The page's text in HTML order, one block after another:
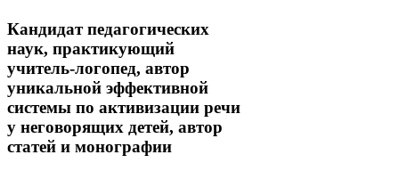
Кандидат педагогических
наук, практикующий
учитель-логопед, автор
уникальной эффективной
системы по активизации речи
у неговорящих детей, автор
статей и монографии